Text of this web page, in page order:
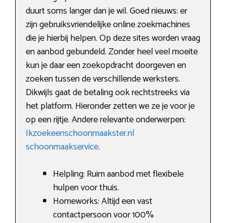
duurt soms langer dan je wil. Goed nieuws: er
zijn gebruiksvriendelijke online zoekmachines
die je hierbij helpen. Op deze sites worden vraag
en aanbod gebundeld. Zonder heel veel moeite
kun je daar een zoekopdracht doorgeven en
zoeken tussen de verschillende werksters.
Dikwijls gaat de betaling ook rechtstreeks via
het platform. Hieronder zetten we ze je voor je
op een rijtje. Andere relevante onderwerpen:
Ikzoekeenschoonmaakster.nl
schoonmaakservice.
Helpling: Ruim aanbod met flexibele
hulpen voor thuis.
Homeworks: Altijd een vast
contactpersoon voor 100%